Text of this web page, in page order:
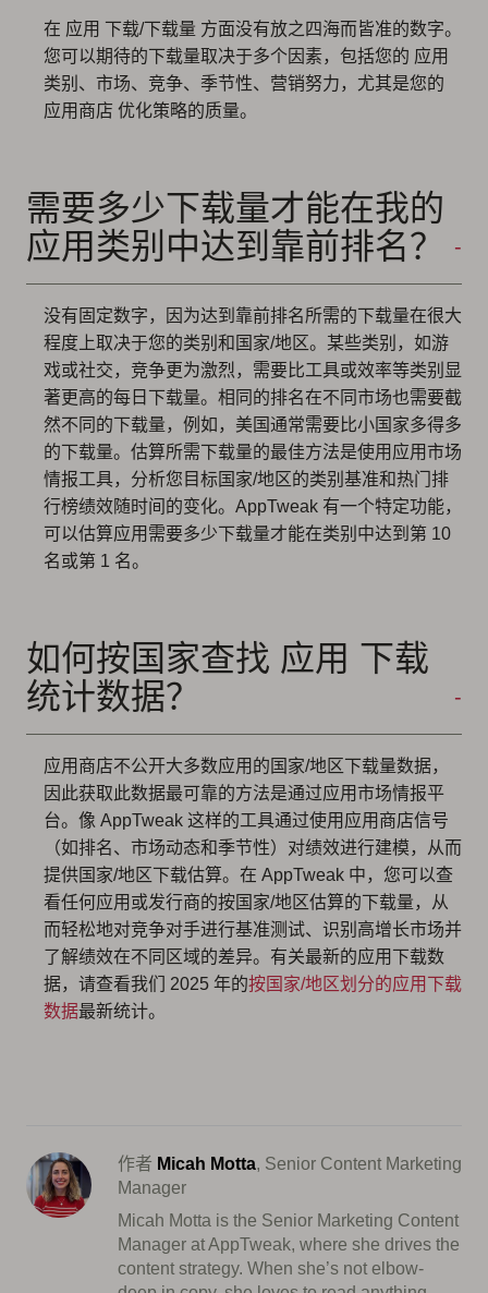
在 应用 下载/下载量 方面没有放之四海而皆准的数字。
您可以期待的下载量取决于多个因素，包括您的 应用
类别、市场、竞争、季节性、营销努力，尤其是您的
应用商店 优化策略的质量。
需要多少下载量才能在我的
应用类别中达到靠前排名？
没有固定数字，因为达到靠前排名所需的下载量在很大
程度上取决于您的类别和国家/地区。某些类别，如游
戏或社交，竞争更为激烈，需要比工具或效率等类别显
著更高的每日下载量。相同的排名在不同市场也需要截
然不同的下载量，例如，美国通常需要比小国家多得多
的下载量。估算所需下载量的最佳方法是使用应用市场
情报工具，分析您目标国家/地区的类别基准和热门排
行榜绩效随时间的变化。AppTweak 有一个特定功能，
可以估算应用需要多少下载量才能在类别中达到第 10
名或第 1 名。
如何按国家查找 应用 下载
统计数据？
应用商店不公开大多数应用的国家/地区下载量数据，
因此获取此数据最可靠的方法是通过应用市场情报平
台。像 AppTweak 这样的工具通过使用应用商店信号
（如排名、市场动态和季节性）对绩效进行建模，从而
提供国家/地区下载估算。在 AppTweak 中，您可以查
看任何应用或发行商的按国家/地区估算的下载量，从
而轻松地对竞争对手进行基准测试、识别高增长市场并
了解绩效在不同区域的差异。有关最新的应用下载数
据，请查看我们 2025 年的按国家/地区划分的应用下载
数据最新统计。
作者 Micah Motta, Senior Content Marketing
Manager
Micah Motta is the Senior Marketing Content
Manager at AppTweak, where she drives the
content strategy. When she’s not elbow-